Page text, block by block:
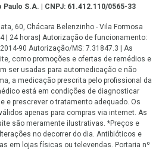
S.A. | CNPJ: 61.412.110/0565-33
60, Chácara Belenzinho - Vila Formosa
| 24 horas| Autorização de funcionamento:
90 Autorização/MS: 7.31847.3 | As
como promoções e ofertas de remédios e
ser usadas para automedicação e não
a medicação prescrita pelo profissional da
está em condições de diagnosticar
e prescrever o tratamento adequado. Os
apenas para compras via internet. As
são meramente ilustrativas. *Preços e
no decorrer do dia. Antibióticos e
em lojas físicas ou televendas. Portaria nº